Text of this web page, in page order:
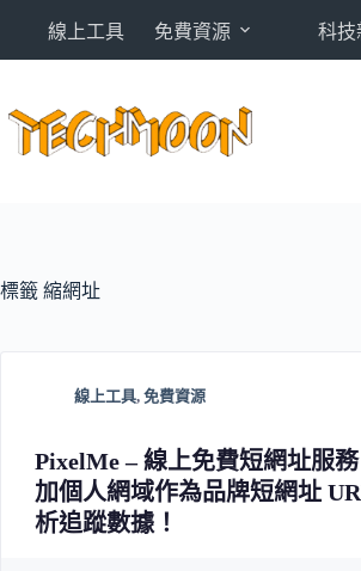
內
線上工具 免費資源 科技
標籤 縮網址
線上工具, 免費資源
PixelMe – 線上免費短網址服
加個人網域作為品牌短網址
析追蹤數據！